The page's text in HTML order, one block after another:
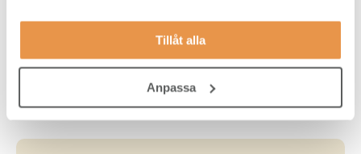
Tillåt alla
Anpassa
När har du känt att du inte hör hemma?
Hur gör ni konkret på ert företag och vilka verktyg använder